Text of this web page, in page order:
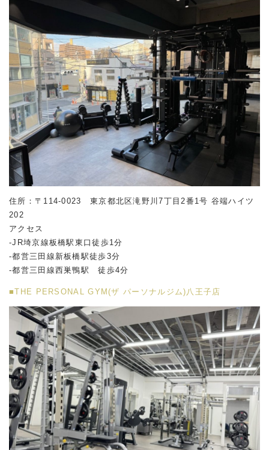
住所：〒114-0023 東京都北区滝野川7丁目2番1号 谷端ハイツ
202
アクセス
-JR埼京線板橋駅東口徒歩1分
-都営三田線新板橋駅徒歩3分
-都営三田線西巣鴨駅 徒歩4分
■THE PERSONAL GYM(ザ パーソナルジム)八王子店